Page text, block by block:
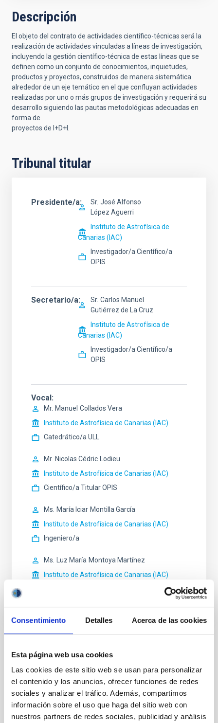
Consentimiento Detalles Acerca de las cookies
Esta página web usa cookies
Las cookies de este sitio web se usan para personalizar
el contenido y los anuncios, ofrecer funciones de redes
sociales y analizar el tráfico. Además, compartimos
información sobre el uso que haga del sitio web con
nuestros partners de redes sociales, publicidad y análisis
Descripción
El objeto del contrato de actividades científico-técnicas será la
realización de actividades vinculadas a líneas de investigación,
incluyendo la gestión científico-técnica de estas líneas que se
definen como un conjunto de conocimientos, inquietudes,
productos y proyectos, construidos de manera sistemática
alrededor de un eje temático en el que confluyan actividades
realizadas por uno o más grupos de investigación y requerirá su
desarrollo siguiendo las pautas metodológicas adecuadas en
forma de
proyectos de I+D+I.
Tribunal titular
Presidente/a Sr. José Alfonso
López Aguerri
Instituto de Astrofísica de
Canarias (IAC)
Investigador/a Científico/a
OPIS
Secretario/a Sr. Carlos Manuel
Gutiérrez de La Cruz
Instituto de Astrofísica de
Canarias (IAC)
Investigador/a Científico/a
OPIS
Vocal
Mr. Manuel Collados Vera
Instituto de Astrofísica de Canarias (IAC)
Catedrático/a ULL
Mr. Nicolas Cédric
Lodieu
Instituto de Astrofísica de Canarias (IAC)
Científico/a Titular OPIS
Ms. María Iciar Montilla García
Instituto de Astrofísica de Canarias (IAC)
Ingeniero/a
Ms. Luz María Montoya Martínez
Instituto de Astrofísica de Canarias (IAC)
ESTADO
INVESTIGADOR/A DOCTOR
NIVEL ESPAÑOL DOCTOR (MECES 4)